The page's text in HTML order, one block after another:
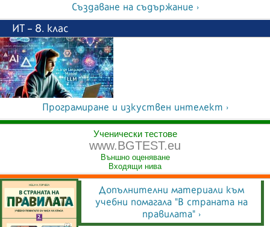
Създаване на съдържание ›
ИТ – 8. клас
Програмиране и изкуствен интелект ›
Ученически тестове
www.BGTEST.eu
Външно оценяване
Входящи нива
Допълнителни материали към
учебни помагала "В страната на
правилата" ›